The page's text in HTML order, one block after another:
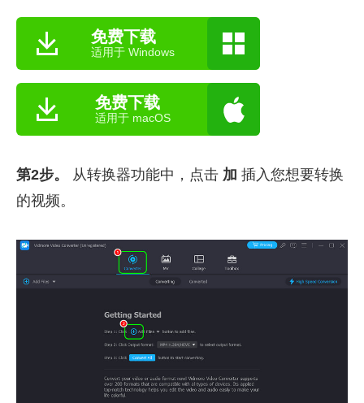
免费下载
适用于 Windows
免费下载
适用于 macOS
第2步。 从转换器功能中，点击 加 插入您想要转换
的视频。